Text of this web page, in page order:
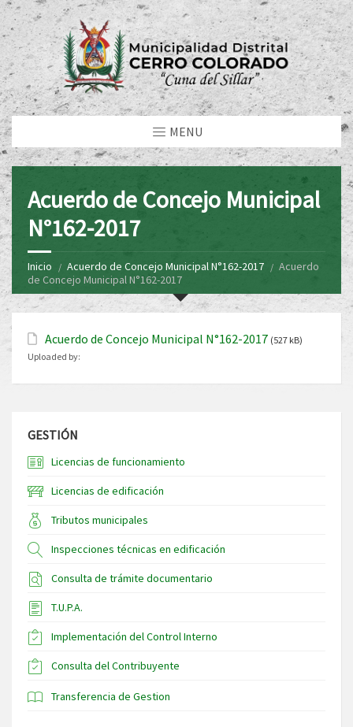
MENU
Acuerdo de Concejo Municipal
N°162-2017
Inicio Acuerdo de Concejo Municipal N°162-2017
Acuerdo
de Concejo Municipal N°162-2017
Acuerdo de Concejo Municipal N°162-2017 (527 kB)
Uploaded by:
GESTIÓN
Licencias de funcionamiento
Licencias de edificación
Tributos municipales
Inspecciones técnicas en edificación
Consulta de trámite documentario
T.U.P.A.
Implementación del Control Interno
Consulta del Contribuyente
Transferencia de Gestion